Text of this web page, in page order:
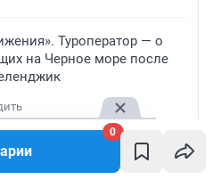
0
Туроператор — о
на Черное море после
моим домом»: что говорят
Wildberries в Алексине,